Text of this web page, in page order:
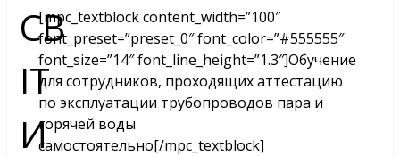
[mpc_textblock content_width=”100″
font_preset=”preset_0″ font_color=”#555555″
font_size=”14″ font_line_height=”1.3″]Обучение
для сотрудников, проходящих аттестацию
по эксплуатации трубопроводов пара и
горячей воды
самостоятельно[/mpc_textblock]